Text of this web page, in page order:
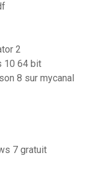
2
10 64 bit
8 sur mycanal
7 gratuit